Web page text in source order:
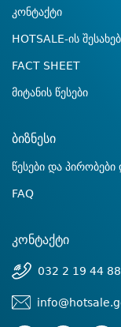
კონტაქტი
HOTSALE-ის შესახებ
FACT SHEET
მიტანის წესები
ბიზნესი
წესები და
FAQ
კონტაქტი
032 2 19 44 88